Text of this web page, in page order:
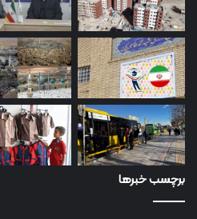
برچسب خبرها